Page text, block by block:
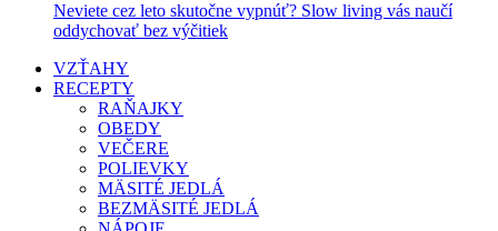
Neviete cez leto skutočne vypnúť? Slow living vás naučí
oddychovať bez výčitiek
VZŤAHY
RECEPTY
RAŇAJKY
OBEDY
VEČERE
POLIEVKY
MÄSITÉ JEDLÁ
BEZMÄSITÉ JEDLÁ